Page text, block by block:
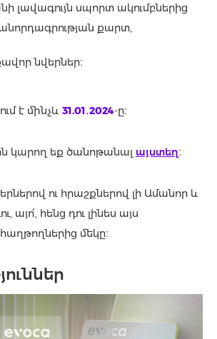
լավագույն սպորտ ակումբներից
քարտ,
նվերներ։
է մինչև 31.01․2024-ը։
կարող եք ծանոթանալ այստեղ։
ու հրաշքներով լի Ամանոր և
այո՛, հենց դու լինես այս
մեկը։